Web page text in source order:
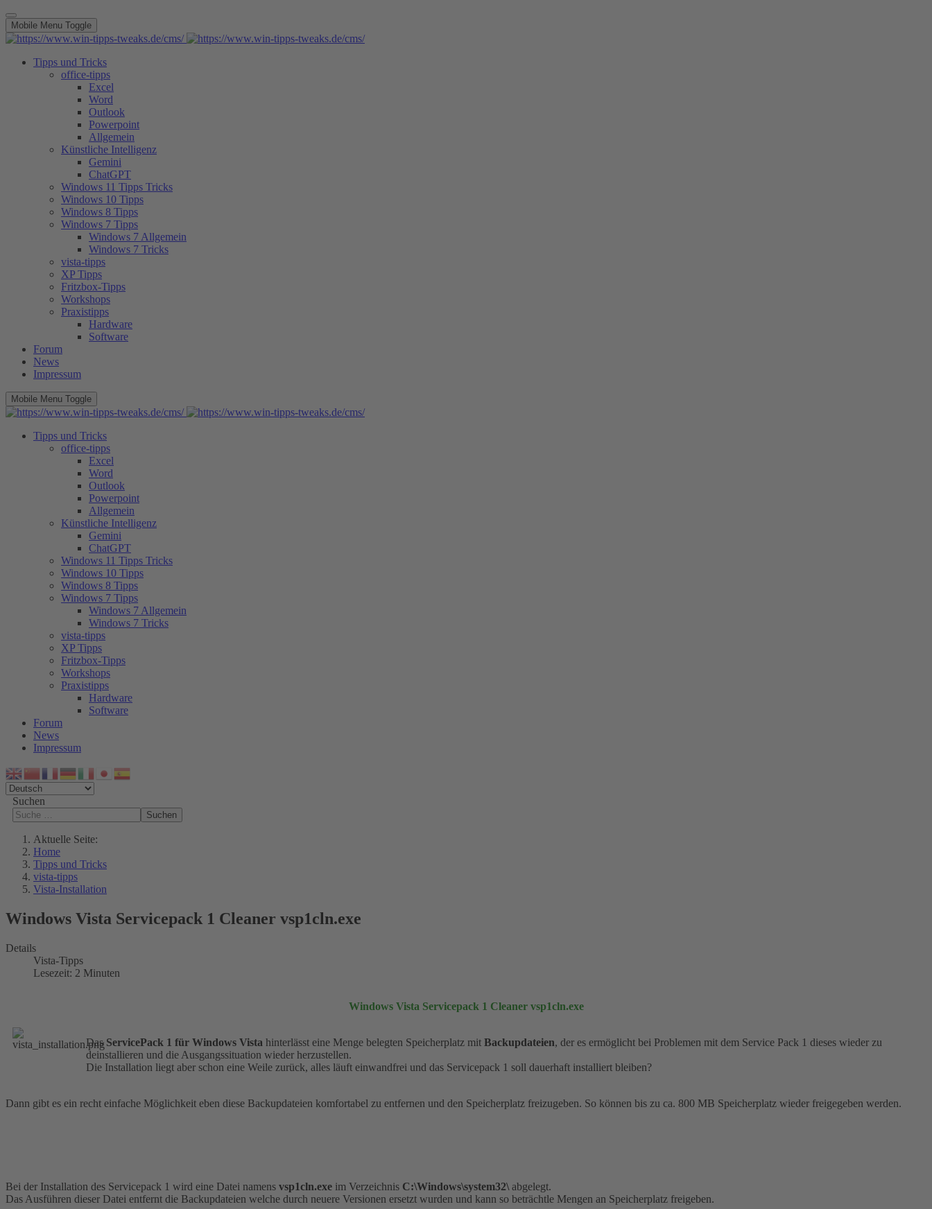
Mobile Menu Toggle
Tipps und Tricks
office-tipps
Excel
Word
Outlook
Powerpoint
Allgemein
Künstliche Intelligenz
Gemini
ChatGPT
Windows 11 Tipps Tricks
Windows 10 Tipps
Windows 8 Tipps
Windows 7 Tipps
Windows 7 Allgemein
Windows 7 Tricks
vista-tipps
XP Tipps
Fritzbox-Tipps
Workshops
Praxistipps
Hardware
Software
Forum
News
Impressum
Mobile Menu Toggle
Tipps und Tricks
office-tipps
Excel
Word
Outlook
Powerpoint
Allgemein
Künstliche Intelligenz
Gemini
ChatGPT
Windows 11 Tipps Tricks
Windows 10 Tipps
Windows 8 Tipps
Windows 7 Tipps
Windows 7 Allgemein
Windows 7 Tricks
vista-tipps
XP Tipps
Fritzbox-Tipps
Workshops
Praxistipps
Hardware
Software
Forum
News
Impressum
Suchen
Suchen
Aktuelle Seite:
Home
Tipps und Tricks
vista-tipps
Vista-Installation
Windows Vista Servicepack 1 Cleaner vsp1cln.exe
Details
Vista-Tipps
Lesezeit: 2 Minuten
Windows Vista Servicepack 1 Cleaner vsp1cln.exe
Das ServicePack 1 für Windows Vista hinterlässt eine Menge belegten Speicherplatz mit Backupdateien, der es ermöglicht bei Problemen mit dem Service Pack 1 dieses wieder zu
deinstallieren und die Ausgangssituation wieder herzustellen.
Die Installation liegt aber schon eine Weile zurück, alles läuft einwandfrei und das Servicepack 1 soll dauerhaft installiert bleiben?
Dann gibt es ein recht einfache Möglichkeit eben diese Backupdateien komfortabel zu entfernen und den Speicherplatz freizugeben. So können bis zu ca. 800 MB Speicherplatz wieder freigegeben werden.
Bei der Installation des Servicepack 1 wird eine Datei namens vsp1cln.exe im Verzeichnis C:\Windows\system32\ abgelegt.
Das Ausführen dieser Datei entfernt die Backupdateien welche durch neuere Versionen ersetzt wurden und kann so beträchtle Mengen an Speicherplatz freigeben.